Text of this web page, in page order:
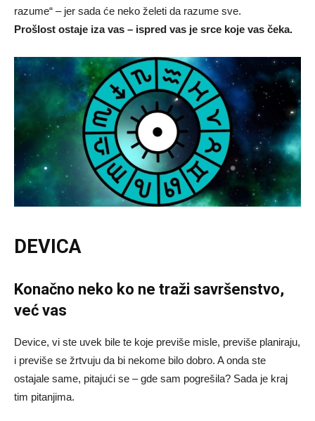
razume“ – jer sada će neko želeti da razume sve.
Prošlost ostaje iza vas – ispred vas je srce koje vas čeka.
DEVICA
Konačno neko ko ne traži savršenstvo,
već vas
Device, vi ste uvek bile te koje previše misle, previše planiraju,
i previše se žrtvuju da bi nekome bilo dobro. A onda ste
ostajale same, pitajući se – gde sam pogrešila? Sada je kraj
tim pitanjima.